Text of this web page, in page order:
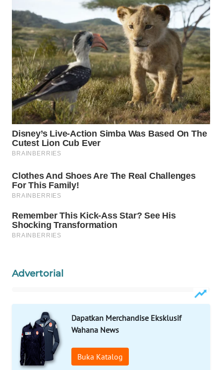
Advertorial
Dapatkan Merchandise Eksklusif
Wahana News
Buka Katalog
BORNEO
Wahana
Media
Group
WAHANA
NEWS
WAHANA
TANI
WAHANA
WAHANA
WAHANA
KONSUMEN
LISTRIK
WAHANA
TRAVEL
WAHANA
TV